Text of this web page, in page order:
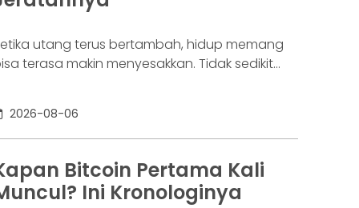
utang terus bertambah, hidup memang
terasa makin menyesakkan. Tidak sedikit
kondisi yang kita kenal sebagai
bayar. Ini bukan masalah segelintir orang.
laporan OJK dari dataindonesia.id,
kredit macet di industri fintech tercatat
ke 4,38% per Januari
2026-08-06
Bitcoin Pertama Kali
Ini Kronologinya